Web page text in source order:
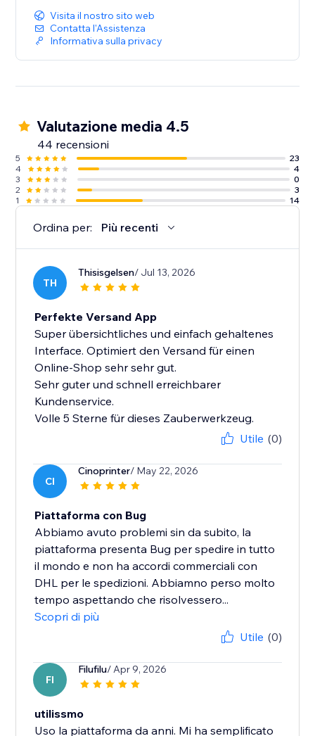
Visita il nostro sito web
Contatta l'Assistenza
Informativa sulla privacy
Valutazione media 4.5
44 recensioni
5
23
4
4
3
0
2
3
1
14
Ordina per: Più recenti
TH
Thisisgelsen/ Jul 13, 2026
Perfekte Versand App
Super übersichtliches und einfach gehaltenes
Interface. Optimiert den Versand für einen
Online-Shop sehr sehr gut.
Sehr guter und schnell erreichbarer
Kundenservice.
Volle 5 Sterne für dieses Zauberwerkzeug.
Utile (0)
CI
Cinoprinter/ May 22, 2026
Piattaforma con Bug
Abbiamo avuto problemi sin da subito, la
piattaforma presenta Bug per spedire in tutto
il mondo e non ha accordi commerciali con
DHL per le spedizioni. Abbiamno perso molto
tempo aspettando che risolvessero...
Scopri di più
Utile (0)
FI
Filufilu/ Apr 9, 2026
utilissmo
Uso la piattaforma da anni. Mi ha semplificato